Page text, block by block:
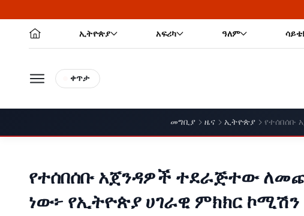
ኢትዮጵያ አፍሪካ ዓለም
ቀጥታ
መግቢያ ዜና ኢትዮጵያ የተሰበሰቡ
የተሰበሰቡ አጀንዳዎች ተደራጅተው
ነው፦ የኢትዮጵያ ሀገራዊ ምክክር ኮሚሽን